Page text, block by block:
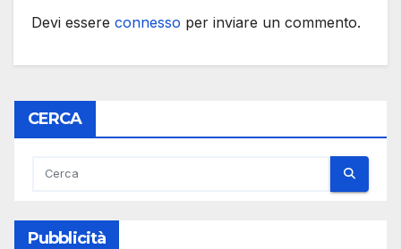
Devi essere connesso per inviare un commento.
CERCA
Pubblicità